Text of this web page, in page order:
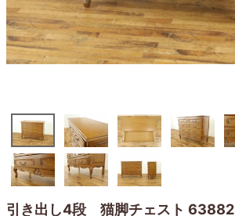
引き出し4段 猫脚チェスト 63882